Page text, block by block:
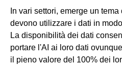
In vari settori, emerge un
devono utilizzare i dati in
La disponibilità dei dati
portare l'AI ai loro dati
il pieno valore del 100% dei